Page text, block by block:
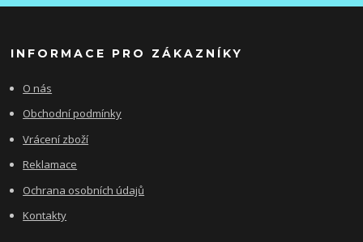
INFORMACE PRO ZÁKAZNÍKY
O nás
Obchodní podmínky
Vrácení zboží
Reklamace
Ochrana osobních údajů
Kontakty